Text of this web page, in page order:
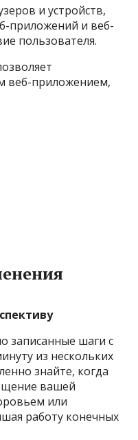
и устройств,
приложений и веб-
пользователя.
веб-приложением,
записанные шаги с
из нескольких
знайте, когда
вашей
или
работу конечных